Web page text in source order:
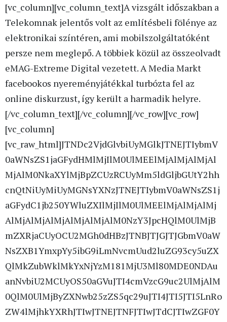
[vc_column][vc_column_text]A vizsgált időszakban a
Telekomnak jelentős volt az említésbeli fölénye az
elektronikai színtéren, ami mobilszolgáltatóként
persze nem meglepő. A többiek közül az összeolvadt
eMAG-Extreme Digital vezetett. A Media Markt
facebookos nyereményjátékkal turbózta fel az
online diskurzust, így került a harmadik helyre.
[/vc_column_text][/vc_column][/vc_row][vc_row]
[vc_column]
[vc_raw_html]JTNDc2VjdGlvbiUyMGlkJTNEJTIybmV
0aWNsZS1jaGFydHMlMjIlM0UlMEElMjAlMjAlMjAl
MjAlM0NkaXYlMjBpZCUzRCUyMm5ldGljbGUtY2hh
cnQtNiUyMiUyMGNsYXNzJTNEJTIybmV0aWNsZS1j
aGFydC1jb250YWluZXIlMjIlM0UlMEElMjAlMjAlMj
AlMjAlMjAlMjAlMjAlMjAlM0NzY3JpcHQlM0UlMjB
mZXRjaCUyOCU2MGh0dHBzJTNBJTJGJTJGbmV0aW
NsZXB1YmxpYy5ibG9iLmNvcmUud2luZG93cy5uZX
QlMkZubWklMkYxNjYzM181MjU3Ml80MDE0NDAu
anNvbiU2MCUyOS50aGVuJTI4cmVzcG9uc2UlMjAlM
0QlM0UlMjByZXNwb25zZS5qc29uJTI4JTI5JTI5LnRo
ZW4lMjhkYXRhJTIwJTNEJTNFJTIwJTdCJTIwZGF0Y